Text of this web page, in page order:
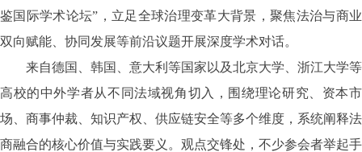
鉴国际学术论坛”，立足全球治理变革大背景，聚焦法治与商业
双向赋能、协同发展等前沿议题开展深度学术对话。
来自德国、韩国、意大利等国家以及北京大学、浙江大学等
高校的中外学者从不同法域视角切入，围绕理论研究、资本市
场、商事仲裁、知识产权、供应链安全等多个维度，系统阐释法
商融合的核心价值与实践要义。观点交锋处，不少参会者举起手